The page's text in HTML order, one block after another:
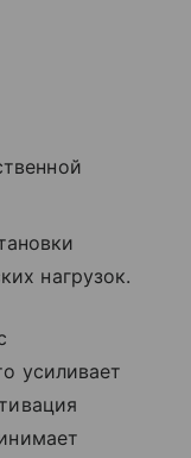
нагрузок.
усиливает